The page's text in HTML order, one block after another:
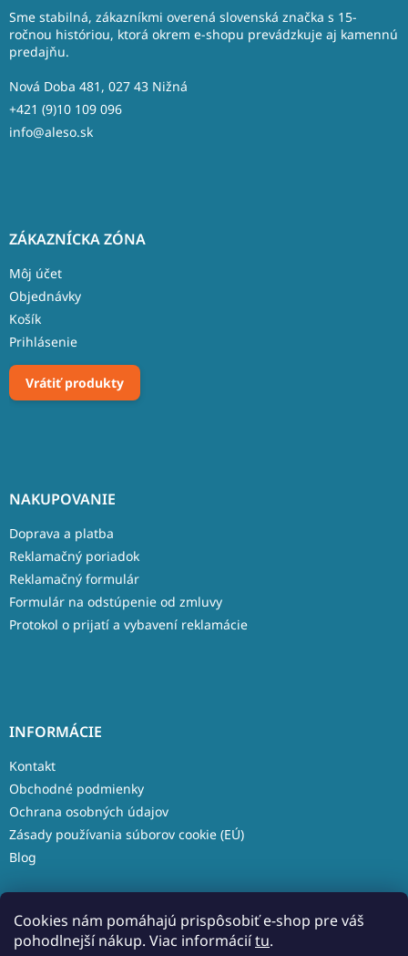
Cookies nám pomáhajú prispôsobiť e-shop pre váš
pohodlnejší nákup. Viac informáciítu.
Sme stabilná, zákazníkmi overená slovenská značka s 15-
ročnou históriou, ktorá okrem e-shopu prevádzkuje aj kamennú
predajňu.
Nová Doba 481, 027 43 Nižná
+421 (9)10 109 096
info@aleso.sk
ZÁKAZNÍCKA ZÓNA
Môj účet
Objednávky
Košík
Prihlásenie
Vrátiť produkty
NAKUPOVANIE
Doprava a platba
Reklamačný poriadok
Reklamačný formulár
Formulár na odstúpenie od zmluvy
Protokol o prijatí a vybavení reklamácie
INFORMÁCIE
Kontakt
Obchodné podmienky
Ochrana osobných údajov
Zásady používania súborov cookie (EÚ)
Blog